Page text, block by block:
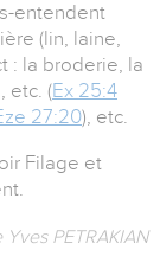
entendent
(lin, laine,
: la broderie, la
etc. (Ex 25:4
27:20), etc.
Filage et
PETRAKIAN